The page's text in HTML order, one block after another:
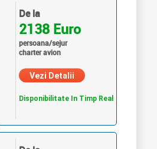
De la
2138 Euro
persoana/sejur
charter avion
Vezi Detalii
Disponibilitate In Timp Real